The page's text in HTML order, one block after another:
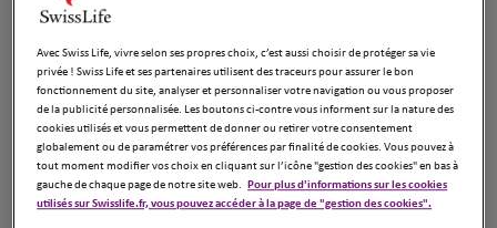
4
8.41 km
CARRON-FOURT V. , VINCENT S. &
GUILLON
57 RUE DU PDT EDOUARD HERRIOT
69002 Lyon
Fermé aujourd'hui
Numéro
Avec Swiss Life, vivre selon ses propres choix, c’est aussi choisir de protéger sa vie
privée ! Swiss Life et ses partenaires utilisent des traceurs pour assurer le bon
fonctionnement du site, analyser et personnaliser votre navigation ou vous proposer
de la publicité personnalisée. Les boutons ci-contre vous informent sur la nature des
cookies utilisés et vous permettent de donner ou retirer votre consentement
globalement ou de paramétrer vos préférences par finalité de cookies. Vous pouvez à
tout moment modifier vos choix en cliquant sur l’icône "gestion des cookies" en bas à
gauche de chaque page de notre site web.
Pour plus d'informations sur les cookies
utilisés sur Swisslife.fr, vous pouvez accéder à la page de "gestion des cookies".